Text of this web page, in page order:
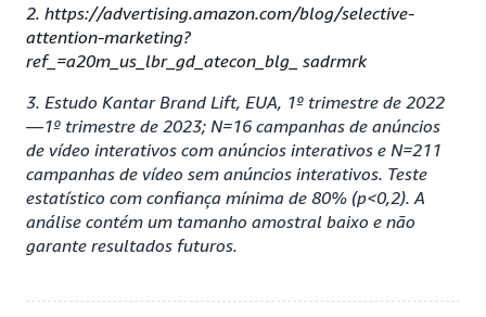
2. https://advertising.amazon.com/blog/selective-
attention-marketing?
ref_=a20m_us_lbr_gd_atecon_blg_ sadrmrk
3. Estudo Kantar Brand Lift, EUA, 1º trimestre de 2022
—1º trimestre de 2023; N=16 campanhas de anúncios
de vídeo interativos com anúncios interativos e N=211
campanhas de vídeo sem anúncios interativos. Teste
estatístico com confiança mínima de 80% (p<0,2). A
análise contém um tamanho amostral baixo e não
garante resultados futuros.